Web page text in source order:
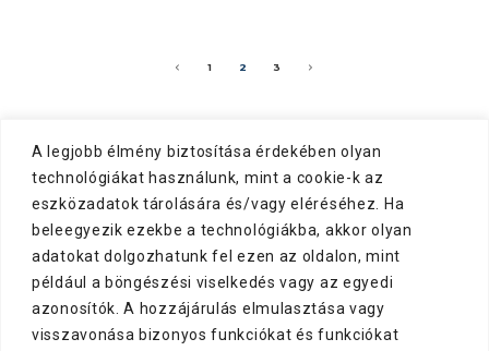
A legjobb élmény biztosítása érdekében olyan
technológiákat használunk, mint a cookie-k az
eszközadatok tárolására és/vagy eléréséhez. Ha
beleegyezik ezekbe a technológiákba, akkor olyan
adatokat dolgozhatunk fel ezen az oldalon, mint
például a böngészési viselkedés vagy az egyedi
azonosítók. A hozzájárulás elmulasztása vagy
visszavonása bizonyos funkciókat és funkciókat
1 2 3